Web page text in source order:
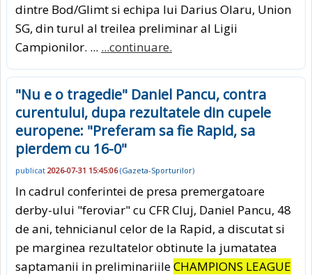
dintre Bod/Glimt si echipa lui Darius Olaru, Union
SG, din turul al treilea preliminar al Ligii
Campionilor. ... ...continuare.
"Nu e o tragedie" Daniel Pancu, contra
curentului, dupa rezultatele din cupele
europene: "Preferam sa fie Rapid, sa
pierdem cu 16-0"
publicat 2026-07-31 15:45:06(Gazeta-Sporturilor)
In cadrul conferintei de presa premergatoare
derby-ului "feroviar" cu CFR Cluj, Daniel Pancu, 48
de ani, tehnicianul celor de la Rapid, a discutat si
pe marginea rezultatelor obtinute la jumatatea
saptamanii in preliminariileCHAMPIONS LEAGUE